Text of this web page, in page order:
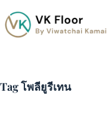
Tagโพลียูรีเทน